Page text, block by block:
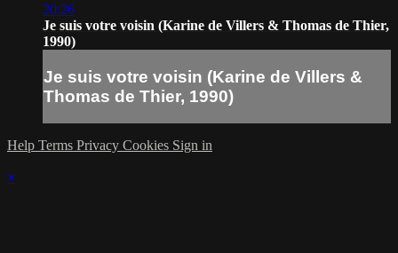
20:26
Je suis votre voisin (Karine de Villers & Thomas de Thier,
1990)
Je suis votre voisin (Karine de Villers &
Thomas de Thier, 1990)
Help Terms Privacy Cookies Sign in
×